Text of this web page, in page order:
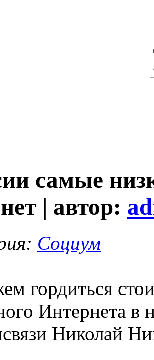
самые
| автор:
Социум
гордиться
Интернета в
Николай